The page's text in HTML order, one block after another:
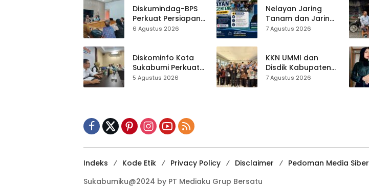
Hampir 500 Koleksi
Dipisahkan
Diskumindag-BPS
Perkuat Persiapan
Sensus Ekonomi,
Terbuka Beri Data
6 Agustus 2026
Diskominfo Kota
Sukabumi Perkuat
Satu Data
Dikebut
5 Agustus 2026
Tekankan
Pentingnya
Persatuan
Nelayan Jaring
Tanam dan Jaring
Obor
Penangkapan
7 Agustus 2026
KKN UMMI dan
Disdik Kabupaten
Sukabumi Perkuat
7 Agustus 2026
Indeks Kode Etik Privacy Policy Disclaimer Pedoman Media Siber
Sukabumiku@2024 by PT Mediaku Grup Bersatu